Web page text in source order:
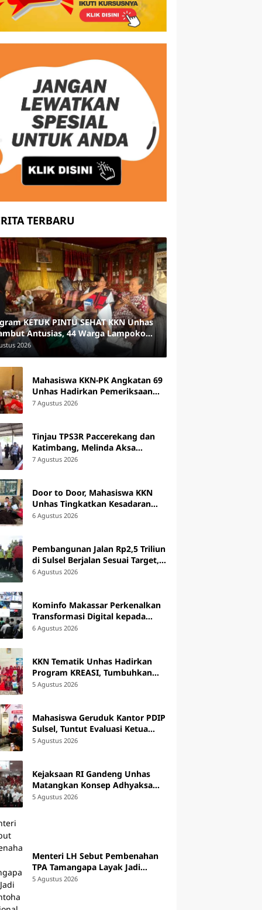
TERBARU
KETUK PINTU SEHAT KKN Unhas
Antusias, 44 Warga Lampoko
Skrining Hipertensi
2026
Mahasiswa KKN-PK Angkatan 69
Unhas Hadirkan Pemeriksaan
Kesehatan dan Edukasi bagi
7 Agustus 2026
Tinjau TPS3R Paccerekang dan
Katimbang, Melinda Aksa
Tekankan Penguatan
7 Agustus 2026
Door to Door, Mahasiswa KKN
Unhas Tingkatkan Kesadaran
Pembudidaya Rumput Laut di
6 Agustus 2026
Pembangunan Jalan Rp2,5 Triliun
di Sulsel Berjalan Sesuai Target,
49 Ruas Sudah Digarap
6 Agustus 2026
Kominfo Makassar Perkenalkan
Transformasi Digital kepada
Peserta Australia Awards Short
6 Agustus 2026
KKN Tematik Unhas Hadirkan
Program KREASI, Tumbuhkan
Budaya Literasi Kreatif di SDN 47
5 Agustus 2026
Mahasiswa Geruduk Kantor PDIP
Sulsel, Tuntut Evaluasi Ketua
DPRD Luwu Timur
5 Agustus 2026
Kejaksaan RI Gandeng Unhas
Matangkan Konsep Adhyaksa
Chambers, Target Beroperasi
5 Agustus 2026
Menteri LH Sebut Pembenahan
TPA Tamangapa Layak Jadi
Percontohan Nasional
5 Agustus 2026